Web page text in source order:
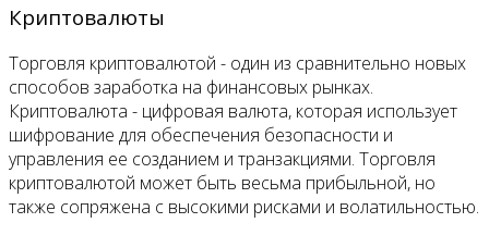
Криптовалюты
Торговля криптовалютой - один из сравнительно новых
способов заработка на финансовых рынках.
Криптовалюта - цифровая валюта, которая использует
шифрование для обеспечения безопасности и
управления ее созданием и транзакциями. Торговля
криптовалютой может быть весьма прибыльной, но
также сопряжена с высокими рисками и волатильностью.